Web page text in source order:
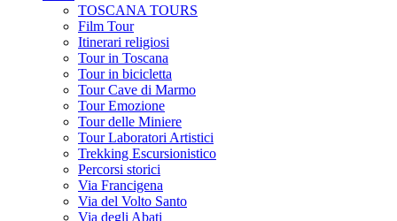
TOSCANA TOURS
Film Tour
Itinerari religiosi
Tour in Toscana
Tour in bicicletta
Tour Cave di Marmo
Tour Emozione
Tour delle Miniere
Tour Laboratori Artistici
Trekking Escursionistico
Percorsi storici
Via Francigena
Via del Volto Santo
Via degli Abati